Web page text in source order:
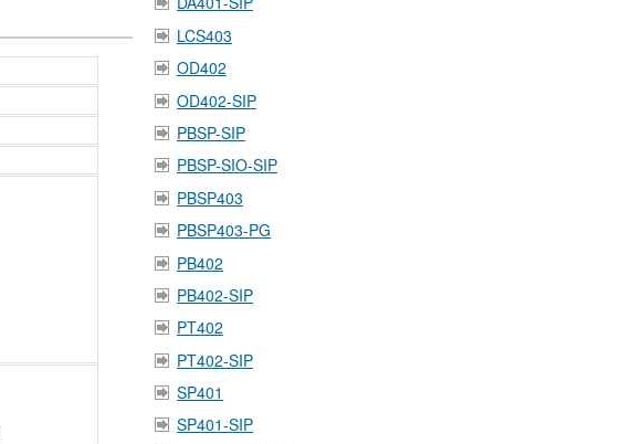
LCS403
OD402
OD402-SIP
PBSP-SIP
PBSP-SIO-SIP
PBSP403
PBSP403-PG
PB402
PB402-SIP
PT402
PT402-SIP
SP401
SP401-SIP